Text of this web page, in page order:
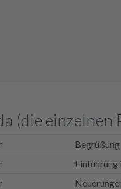
(die
Begrüßung
Einführung